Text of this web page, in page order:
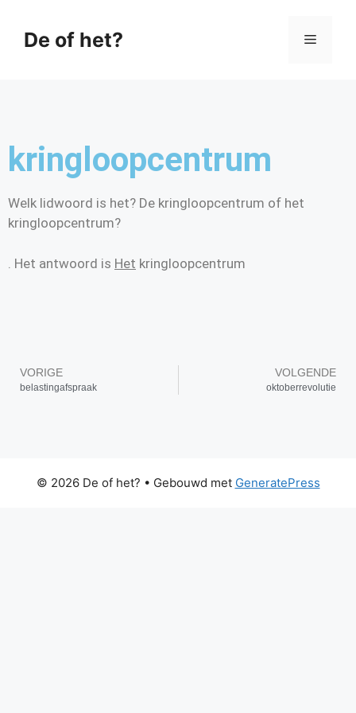
De of het?
kringloopcentrum
Welk lidwoord is het? De kringloopcentrum of het
kringloopcentrum?
. Het antwoord is Het kringloopcentrum
VORIGE
belastingafspraak
VOLGENDE
oktoberrevolutie
© 2026 De of het? • Gebouwd met GeneratePress